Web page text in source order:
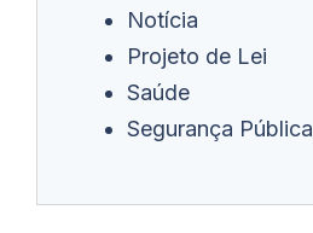
Notícia
Projeto de Lei
Saúde
Segurança Pública